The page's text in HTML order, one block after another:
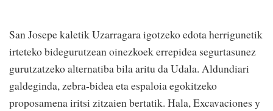
San Josepe kaletik Uzarragara igotzeko edota herrigunetik
irteteko bidegurutzean oinezkoek errepidea segurtasunez
gurutzatzeko alternatiba bila aritu da Udala. Aldundiari
galdeginda, zebra-bidea eta espaloia egokitzeko
proposamena iritsi zitzaien bertatik. Hala, Excavaciones y